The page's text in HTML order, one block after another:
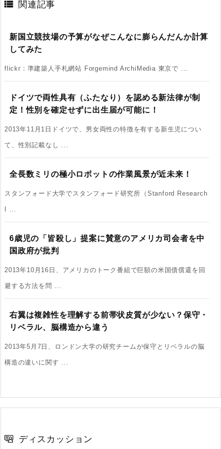
 関連記事
新国立競技場の予算がなぜこんなに膨らんだんか計算
してみた
flickr：準建築人手札網站 Forgemind ArchiMedia 東京で ...
ドイツで両性具有（ふたなり）を認める新法律が制
定！性別を確定せずに出生届が可能に！
2013年11月1日ドイツで、男女両性の特徴を有する新生児につい
て、性別記載なし ...
全長数ミリの極小ロボットの作業風景が近未来！
スタンフォード大学でスタンフォード研究所（Stanford Research
I ...
6歳児の「皆殺し」提案に賛意のアメリカ司会者を中
国政府が批判
2013年10月16日、アメリカのトーク番組で巨額の米国債償還を回
避する方法を問 ...
右翼は複雑性を理解する前帯状皮質が少ない？保守・
リベラル、脳構造から違う
2013年5月7日、ロンドン大学の研究チームが保守とリベラルの脳
構造の違いに関す ...
ディスカッション